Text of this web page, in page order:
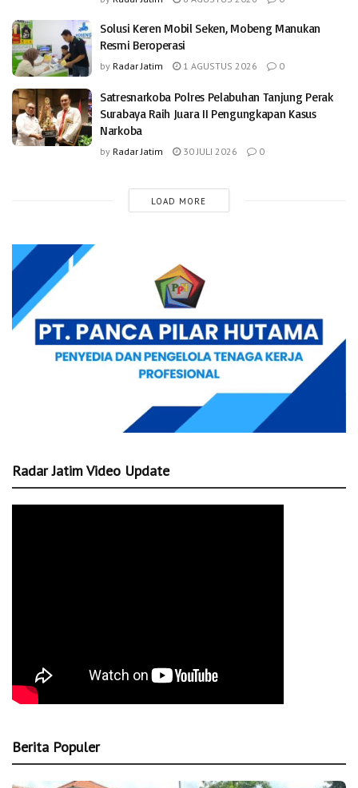
Solusi Keren Mobil Seken, Mobeng Manukan
Resmi Beroperasi
by Radar Jatim 1 AGUSTUS 2026 0
Satresnarkoba Polres Pelabuhan Tanjung Perak
Surabaya Raih Juara II Pengungkapan Kasus
Narkoba
by Radar Jatim 30 JULI 2026 0
LOAD MORE
Radar Jatim Video Update
Berita Populer